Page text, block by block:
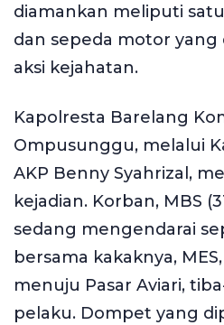
diamankan meliputi
dan sepeda motor
aksi kejahatan.
Kapolresta Barelang
Ompusunggu, melalui
AKP Benny Syahrizal,
kejadian. Korban, MBS
sedang mengendarai
bersama kakaknya,
menuju Pasar Aviari,
pelaku. Dompet yang